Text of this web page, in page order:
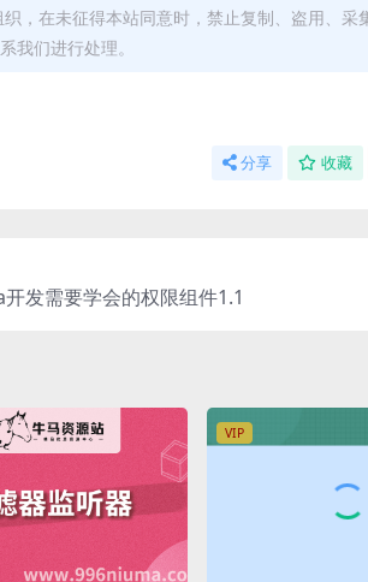
，在未征得本站同意时，禁止复制、盗用、采
我们进行处理。
分享 收藏
开发需要学会的权限组件1.1
VIP